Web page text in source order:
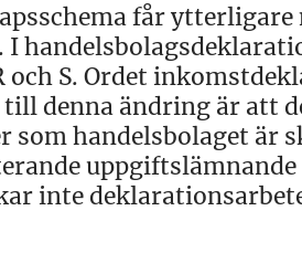
får
I
och S. Ordet
denna ändring är att
som handelsbolaget är
inte